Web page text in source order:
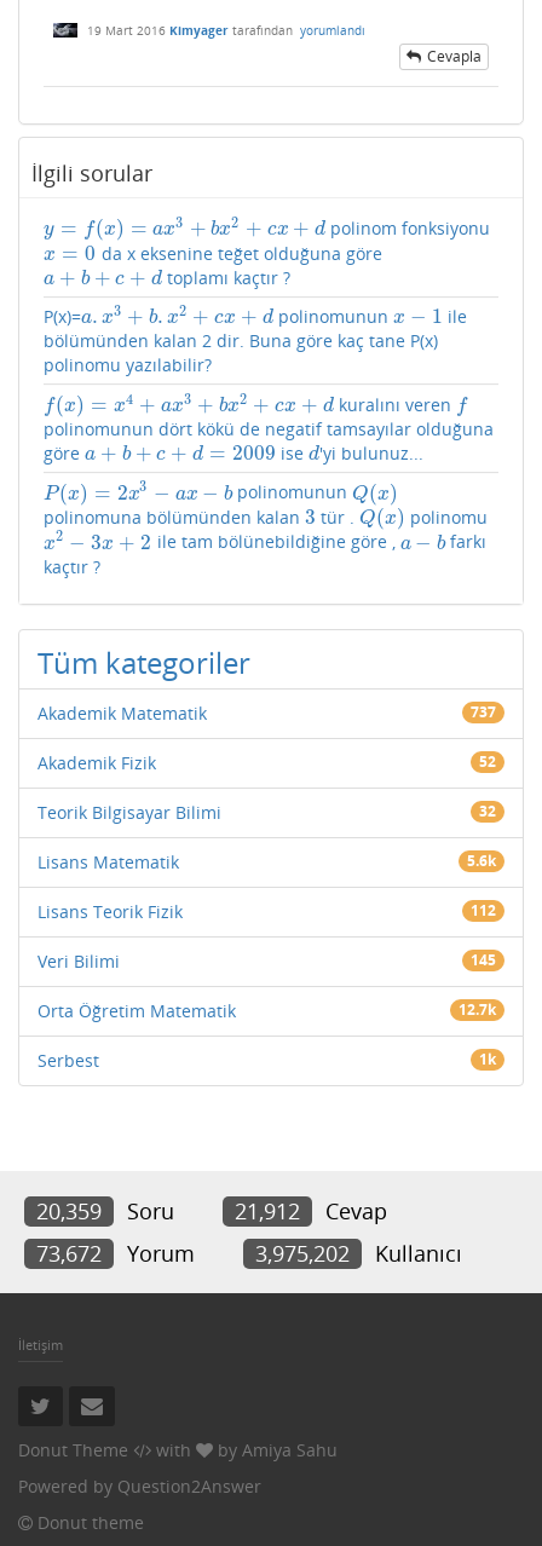
19 Mart 2016 Kimyager tarafından yorumlandı
Cevapla
İlgili sorular
y = f(x) = ax3 + bx2 + cx + d
y= f(x =ax3 +bx 2+cx +d polinom fonksiyonu
x = 0
x= 0 da x eksenine teğet olduğuna göre
a + b + c + d
a+b+c +d
toplamı kaçtır ?
P(x)=a. x3 + b. x2 + cx + d
a.x3+ b.x 2+ cx+ d polinomunun x − 1
x− 1
ile
bölümünden kalan 2 dir. Buna göre kaç tane P(x)
polinomu yazılabilir?
f(x) = x4 + ax3 + bx2 + cx + d
f(x)=x 4+ax3 +bx2+cx +d kuralını veren f
f
polinomunun dört kökü de negatif tamsayılar olduğuna
göre a + b + c + d = 2009
a+b+c +d =2009 ised
d'yi bulunuz...
P(x) = 2x3 − ax − b
P(x)=2 x3− ax− b polinomununQ(x)
Q(x)
polinomuna bölümünden kalan 3
3 tür . Q(x)
Q(x) polinomu
x2 − 3x + 2
x2−3x +2 ile tam bölünebildiğine göre , a − b
a−b
farkı
kaçtır ?
Tüm kategoriler
Akademik Matematik 737
Akademik Fizik 52
Teorik Bilgisayar Bilimi 32
Lisans Matematik 5.6k
Lisans Teorik Fizik 112
Veri Bilimi 145
Orta Öğretim Matematik 12.7k
Serbest 1k
20,359 Soru 21,912
Cevap
73,672
Yorum 3,975,202 Kullanıcı
İletişim
Donut Theme with by Amiya Sahu
Powered by Question2Answer
Donut theme